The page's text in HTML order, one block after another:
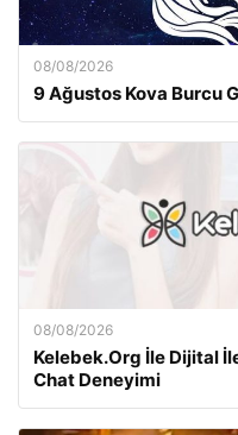
08/08/2026
9 Ağustos Kova Burcu
08/08/2026
Kelebek.Org İle Dijital
Chat Deneyimi